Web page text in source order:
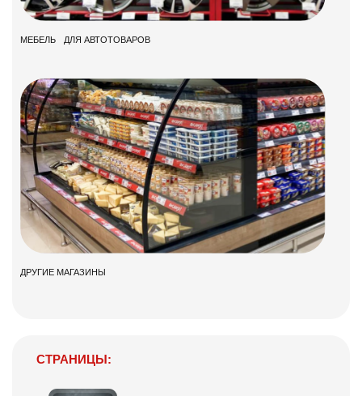
МЕБЕЛЬ ДЛЯ АВТОТОВАРОВ
ДРУГИЕ МАГАЗИНЫ
СТРАНИЦЫ: